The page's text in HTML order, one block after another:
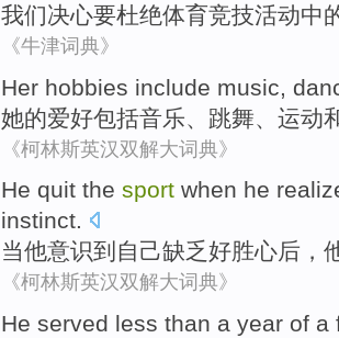
我们决心要杜绝体育竞技活动中
《牛津词典》
Her hobbies include music
她的爱好包括音乐 跳舞 运动
《柯林斯英汉双解大词典》
He quit the sport when he
instinct.
当他意识到 自己缺乏好胜心后，
《柯林斯英汉双解大词典》
He served less than a year of a